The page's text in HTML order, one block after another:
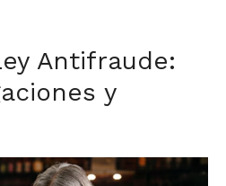
Antifraude:
y